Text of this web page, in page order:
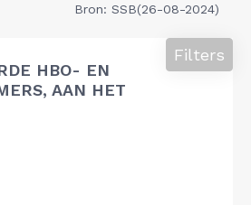
Bron: SSB(26-08-2024)
HBO- EN
AAN HET
Filters